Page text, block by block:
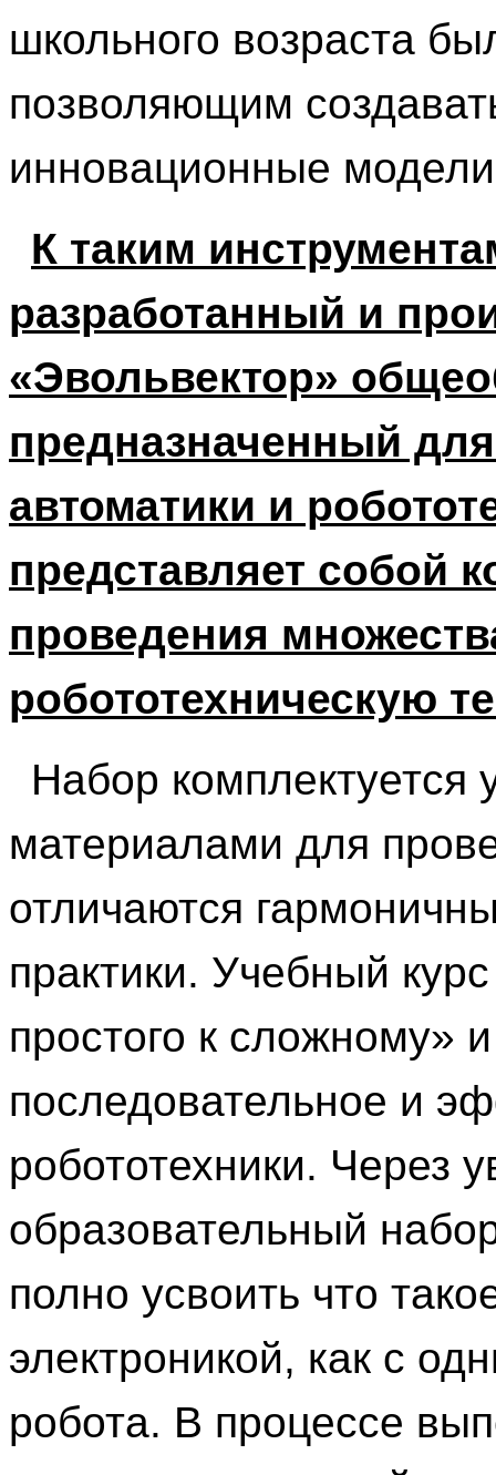
школьного возраста
позволяющим
инновационные модели
К таким
разработанный и
«Эвольвектор»
предназначенный
автоматики и
представляет собой
проведения
робототехническую
Набор комплектуется
материалами для
отличаются
практики. Учебный
простого к сложному»
последовательное и
робототехники. Через
образовательный
полно усвоить что
электроникой, как с
робота. В процессе